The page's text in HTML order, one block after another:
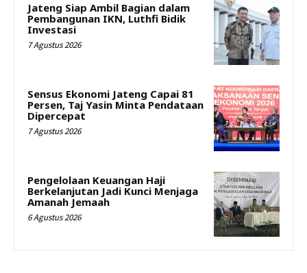
Jateng Siap Ambil Bagian dalam
Pembangunan IKN, Luthfi Bidik
Investasi
7 Agustus 2026
Sensus Ekonomi Jateng Capai 81
Persen, Taj Yasin Minta Pendataan
Dipercepat
7 Agustus 2026
Pengelolaan Keuangan Haji
Berkelanjutan Jadi Kunci Menjaga
Amanah Jemaah
6 Agustus 2026